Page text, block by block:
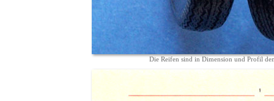
Die Reifen sind in Dimension und Profil